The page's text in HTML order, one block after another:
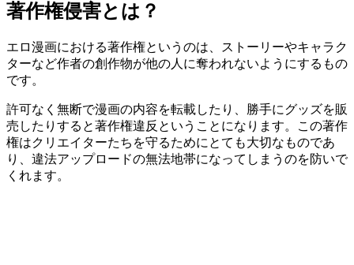
著作権侵害とは？
エロ漫画における著作権というのは、ストーリーやキャラク
ターなど作者の創作物が他の人に奪われないようにするもの
です。
許可なく無断で漫画の内容を転載したり、勝手にグッズを販
売したりすると著作権違反ということになります。この著作
権はクリエイターたちを守るためにとても大切なものであ
り、違法アップロードの無法地帯になってしまうのを防いで
くれます。